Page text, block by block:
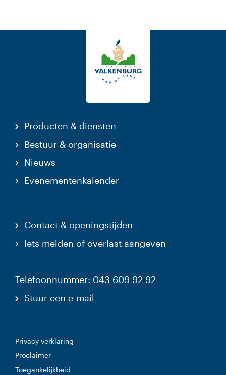
Producten & diensten
Bestuur & organisatie
Nieuws
Evenementenkalender
Contact & openingstijden
Iets melden of overlast aangeven
Telefoonnummer: 043 609 92 92
Stuur een e-mail
Privacy verklaring
Proclaimer
Toegankelijkheid